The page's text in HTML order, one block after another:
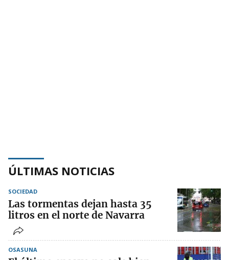
ÚLTIMAS NOTICIAS
SOCIEDAD
Las tormentas dejan hasta 35
litros en el norte de Navarra
OSASUNA